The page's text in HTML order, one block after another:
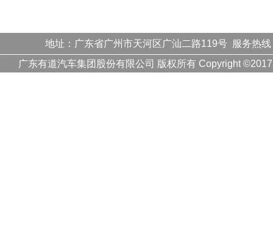
地址：广东省广州市天河区广汕二路119号 服务热线
广东有道汽车集团股份有限公司 版权所有 Copyright